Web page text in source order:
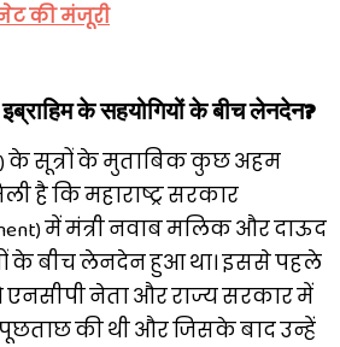
की मंजूरी
के सहयोगियों के बीच लेनदेन?
के सूत्रों के मुताबिक कुछ अहम
है कि महाराष्ट्र सरकार
में मंत्री नवाब मलिक और दाऊद
के बीच लेनदेन हुआ था। इससे पहले
नेता और राज्य सरकार में
की थी और जिसके बाद उन्हें